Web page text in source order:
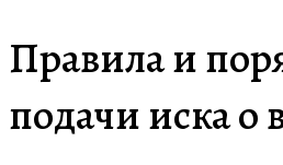
Правила и
подачи иска о